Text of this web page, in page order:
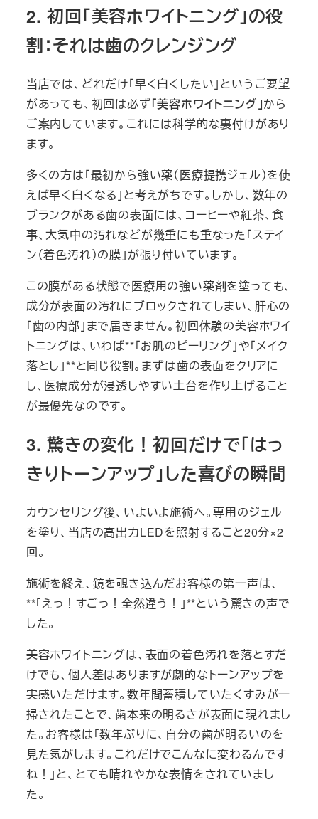
2. 初回「美容ホワイトニング」の役
割：それは歯のクレンジング
当店では、どれだけ「早く白くしたい」というご要望
があっても、初回は必ず「美容ホワイトニング」から
ご案内しています。これには科学的な裏付けがあり
ます。
多くの方は「最初から強い薬（医療提携ジェル）を使
えば早く白くなる」と考えがちです。しかし、数年の
ブランクがある歯の表面には、コーヒーや紅茶、食
事、大気中の汚れなどが幾重にも重なった「ステイ
ン（着色汚れ）の膜」が張り付いています。
この膜がある状態で医療用の強い薬剤を塗っても、
成分が表面の汚れにブロックされてしまい、肝心の
「歯の内部」まで届きません。初回体験の美容ホワイ
トニングは、いわば**「お肌のピーリング」や「メイク
落とし」**と同じ役割。まずは歯の表面をクリアに
し、医療成分が浸透しやすい土台を作り上げること
が最優先なのです。
3. 驚きの変化！初回だけで「はっ
きりトーンアップ」した喜びの瞬間
カウンセリング後、いよいよ施術へ。専用のジェル
を塗り、当店の高出力LEDを照射すること20分×2
回。
施術を終え、鏡を覗き込んだお客様の第一声は、
**「えっ！すごっ！全然違う！」**という驚きの声で
した。
美容ホワイトニングは、表面の着色汚れを落とすだ
けでも、個人差はありますが劇的なトーンアップを
実感いただけます。数年間蓄積していたくすみが一
掃されたことで、歯本来の明るさが表面に現れまし
た。お客様は「数年ぶりに、自分の歯が明るいのを
見た気がします。これだけでこんなに変わるんです
ね！」と、とても晴れやかな表情をされていまし
た。